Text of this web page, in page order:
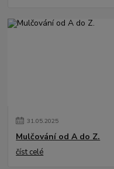
31.05.2025
Mulčování od A do Z.
číst celé